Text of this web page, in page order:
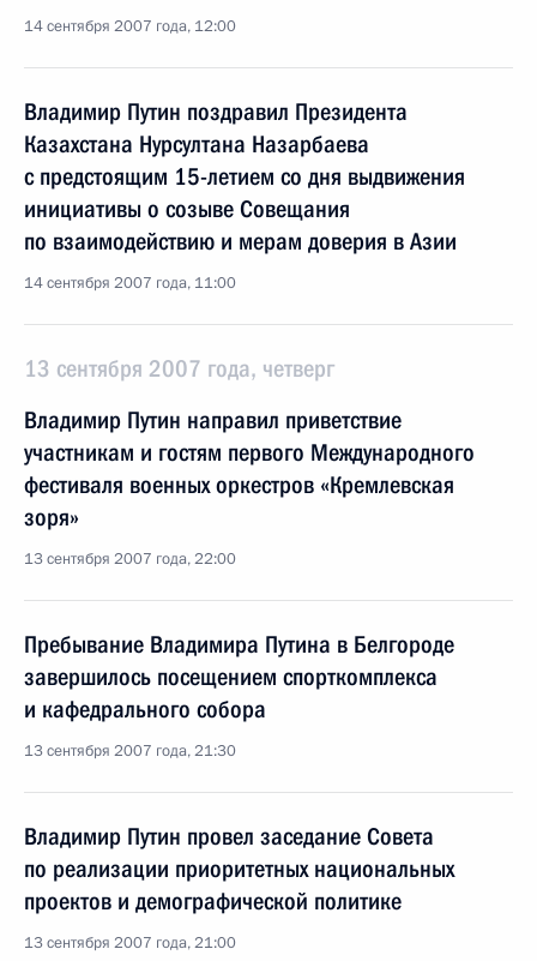
14 сентября 2007 года, 12:00
Владимир Путин поздравил Президента
Казахстана Нурсултана Назарбаева
с предстоящим 15-летием со дня выдвижения
инициативы о созыве Совещания
по взаимодействию и мерам доверия в Азии
14 сентября 2007 года, 11:00
13 сентября 2007 года, четверг
Владимир Путин направил приветствие
участникам и гостям первого Международного
фестиваля военных оркестров «Кремлевская
зоря»
13 сентября 2007 года, 22:00
Пребывание Владимира Путина в Белгороде
завершилось посещением спорткомплекса
и кафедрального собора
13 сентября 2007 года, 21:30
Владимир Путин провел заседание Совета
по реализации приоритетных национальных
проектов и демографической политике
13 сентября 2007 года, 21:00